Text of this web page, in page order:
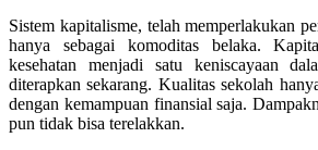
Sistem kapitalisme, telah memperlakukan
hanya sebagai komoditas belaka.
kesehatan menjadi satu keniscayaan
diterapkan sekarang. Kualitas sekolah
dengan kemampuan finansial saja.
pun tidak bisa terelakkan.